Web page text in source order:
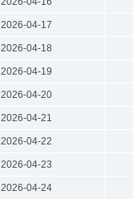
2026-04-17
2026-04-18
2026-04-19
2026-04-20
2026-04-21
2026-04-22
2026-04-23
2026-04-24